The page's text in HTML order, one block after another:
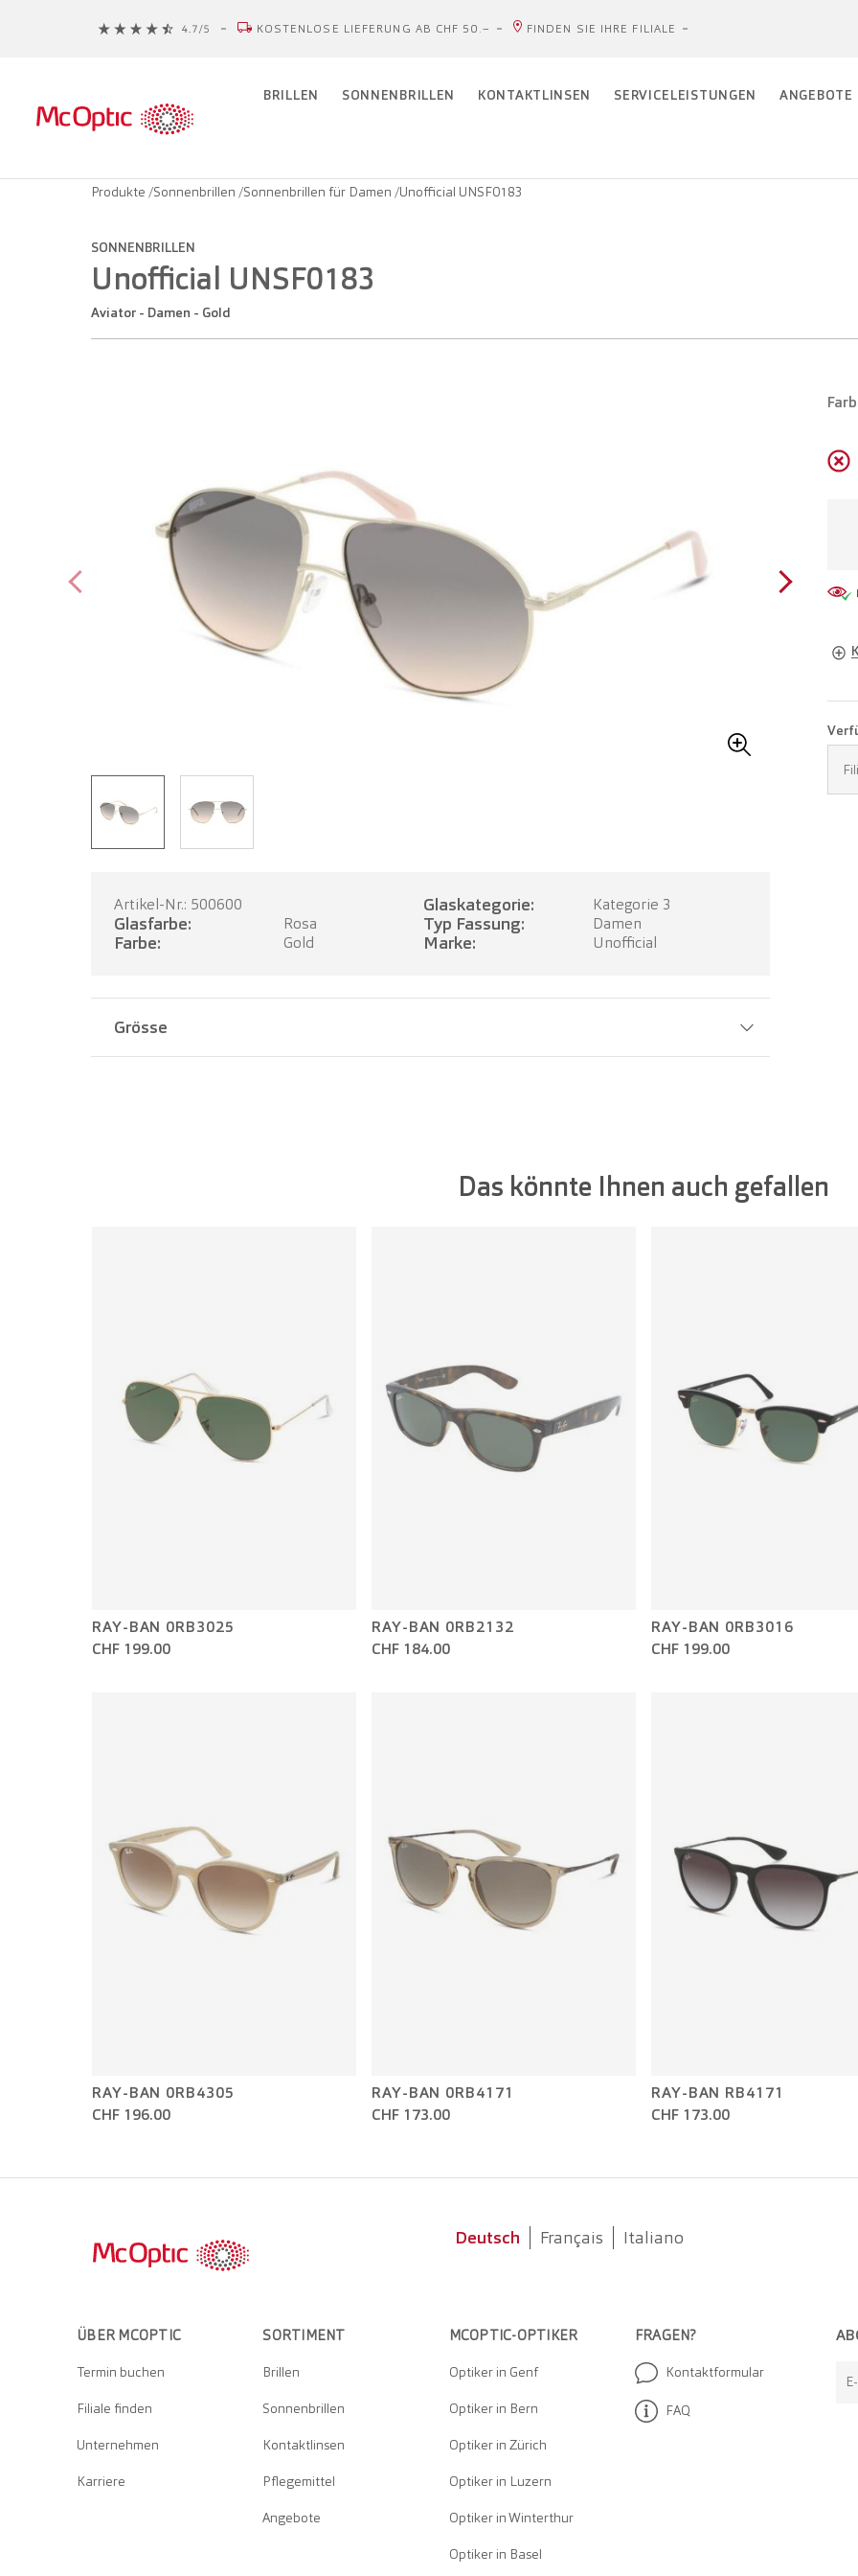
KOSTENLOSE LIEFERUNG AB CHF 50.– FINDEN SIE IHRE FILIALE
BRILLEN SONNENBRILLEN KONTAKTLINSEN SERVICELEISTUNGEN ANGEBOTE
Produkte /Sonnenbrillen /Sonnenbrillen für Damen /Unofficial UNSF0183
SONNENBRILLEN
Unofficial UNSF0183
Aviator - Damen - Gold
Artikel-Nr.: 500600 Glaskategorie: Kategorie 3
Glasfarbe: Rosa Typ Fassung: Damen
Farbe: Gold Marke: Unofficial
Grösse
Das könnte Ihnen auch gefallen
RAY-BAN 0RB3025
CHF 199.00
RAY-BAN 0RB2132
CHF 184.00
RAY-BAN 0RB3016
CHF 199.00
RAY-BAN 0RB4305
CHF 196.00
RAY-BAN 0RB4171
CHF 173.00
RAY-BAN RB4171
CHF 173.00
Deutsch Français Italiano
ÜBER MCOPTIC
Termin buchen
Filiale finden
Unternehmen
Karriere
SORTIMENT
Brillen
Sonnenbrillen
Kontaktlinsen
Pflegemittel
Angebote
MCOPTIC-OPTIKER
Optiker in Genf
Optiker in Bern
Optiker in Zürich
Optiker in Luzern
Optiker in Winterthur
Optiker in Basel
FRAGEN?
Kontaktformular
FAQ